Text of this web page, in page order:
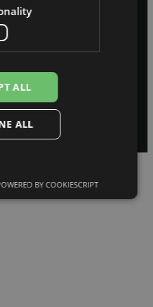
aizsargātas.
politika
ALL
ALL
BY COOKIESCRIPT